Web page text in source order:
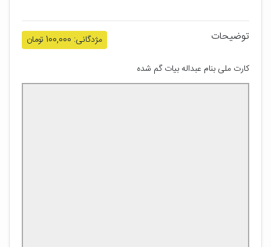
توضیحات
مژدگانی: 100,000 تومان
کارت ملی بنام عبداله بیات گم شده